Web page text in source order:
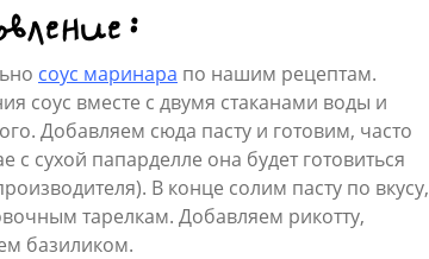
соус маринара по нашим рецептам.
соус вместе с двумя стаканами воды и
Добавляем сюда пасту и готовим, часто
сухой папарделле она будет готовиться
В конце солим пасту по вкусу,
тарелкам. Добавляем рикотту,
базиликом.